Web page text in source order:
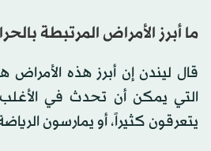
ما أبرز الأمراض المرتبطة
قال ليندن إن أبرز هذه الأمراض
التي يمكن أن تحدث في
يتعرقون كثيراً، أو يمارسون